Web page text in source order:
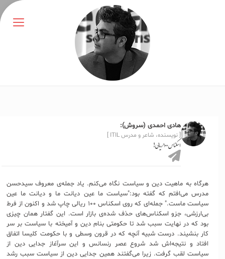
هادی احمدی (سروش):
[ نویسنده، شاعر و مدرس ITIL ]
اسکناس ۱۰۰ ریالی!
هرگاه به ماهیت دین و سیاست نگاه می‌کنم. یاد جمله‌ی معروف سیدحسن
مدرس می‌افتم که گفته بود:"سیاست ما عین دیانت ما و دیانت ما عین
سیاست ماست." جمله‌ای که روی اسکناس ۱۰۰ ریالی چاپ شد و اکنون از فرط
بی‌ارزشی، جزو اسکناس‌های حذف شده‌ی بازار است. این گفتار همان چیزی
بود که در نهایت سبب شد تا حکومتی بنام دین و آمیخته با سیاست بر سر
کار بنشیند. درست شبیه آنچه که در قرون وسطی و با حکومت کلیسا اتفاق
افتاد و نتیجه‌اش شد شروع عصر رنسانس و این سرآغاز جدایی دین از
سیاست لقب گرفت. زیرا می‌گفتند همین جدایی دین از سیاست سبب رشد